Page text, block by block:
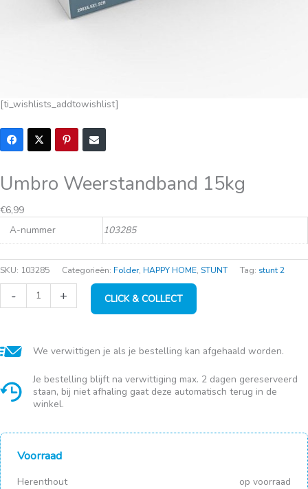
[ti_wishlists_addtowishlist]
Umbro Weerstandband 15kg
€6,99
A-nummer
103285
SKU: 103285 Categorieën: Folder, HAPPY HOME, STUNT Tag: stunt 2
-
Weerstandband
+ CLICK & COLLECT
We verwittigen je als je bestelling kan afgehaald worden.
Je bestelling blijft na verwittiging max. 2 dagen gereserveerd
staan, bij niet afhaling gaat deze automatisch terug in de
winkel.
Voorraad
Herenthout op voorraad